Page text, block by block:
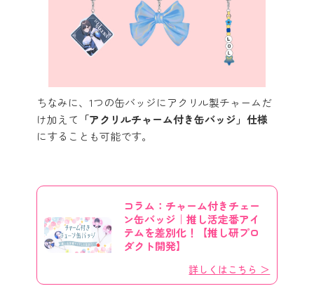
ちなみに、1つの缶バッジにアクリル製チャームだ
け加えて 「アクリルチャーム付き缶バッジ」仕様
にすることも可能です。
コラム：チャーム付きチェー
ン缶バッジ｜推し活定番アイ
テムを差別化！【推し研プロ
ダクト開発】
詳しくはこちら ＞